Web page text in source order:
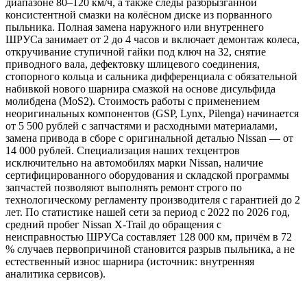
диапазоне 80–120 км/ч, а также следы разбрызганной
консистентной смазки на колёсном диске из порванного
пыльника. Полная замена наружного или внутреннего
ШРУСа занимает от 2 до 4 часов и включает демонтаж колеса,
откручивание ступичной гайки под ключ на 32, снятие
приводного вала, дефектовку шлицевого соединения,
стопорного кольца и сальника дифференциала с обязательной
набивкой нового шарнира смазкой на основе дисульфида
молибдена (MoS2). Стоимость работы с применением
неоригинальных компонентов (GSP, Lynx, Pilenga) начинается
от 5 500 рублей с запчастями и расходными материалами,
замена привода в сборе с оригинальной деталью Nissan — от
14 000 рублей. Специализация наших техцентров
исключительно на автомобилях марки Nissan, наличие
сертифицированного оборудования и складской программы
запчастей позволяют выполнять ремонт строго по
технологическому регламенту производителя с гарантией до 2
лет. По статистике нашей сети за период с 2022 по 2026 год,
средний пробег Nissan X-Trail до обращения с
неисправностью ШРУСа составляет 128 000 км, причём в 72
% случаев первопричиной становится разрыв пыльника, а не
естественный износ шарнира (источник: внутренняя
аналитика сервисов).